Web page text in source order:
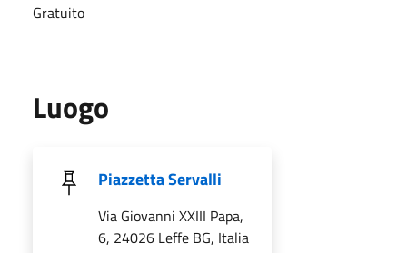
Gratuito
Luogo
Piazzetta Servalli
Via Giovanni XXIII Papa,
6, 24026 Leffe BG, Italia